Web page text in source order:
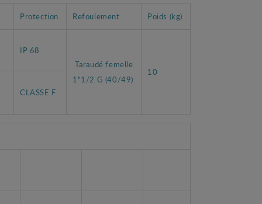
Protection Refoulement Poids (kg)
IP 68
Taraudé femelle
1"1/2 G (40/49)
10
CLASSE F